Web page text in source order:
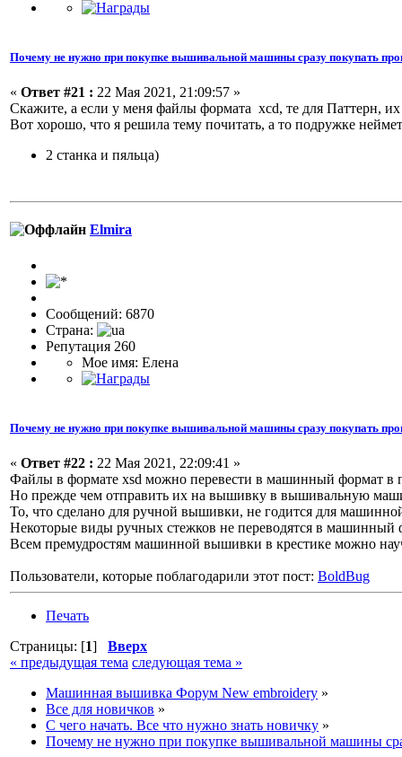
Почему не нужно при покупке вышивальной машины сразу покупать
« Ответ #21 : 22 Мая 2021, 21:09:57 »
Скажите, а если у меня файлы формата xcd, те для Паттерн,
Вот хорошо, что я решила тему почитать, а то подружке
2 станка и пяльца)
Elmira
Сообщений: 6870
Страна:
Репутация 260
Мое имя: Елена
Почему не нужно при покупке вышивальной машины сразу покупать
« Ответ #22 : 22 Мая 2021, 22:09:41 »
Файлы в формате xsd можно перевести в машинный формат в
Но прежде чем отправить их на вышивку в вышивальную
То, что сделано для ручной вышивки, не годится для
Некоторые виды ручных стежков не переводятся в
Всем премудростям машинной вышивки в крестике можно
Пользователи, которые поблагодарили этот пост: BoldBug
Печать
Страницы: [1] Вверх
« предыдущая тема следующая тема »
Машинная вышивка Форум New embroidery »
Все для новичков »
С чего начать. Все что нужно знать новичку »
Почему не нужно при покупке вышивальной машины